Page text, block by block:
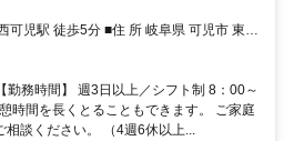
■住 所 岐阜県 可児市 東帷
勤務時間】 週3日以上／シフト制 8：00～
時間を長くとることもできます。 ご家庭
相談ください。 （4週6休以上...